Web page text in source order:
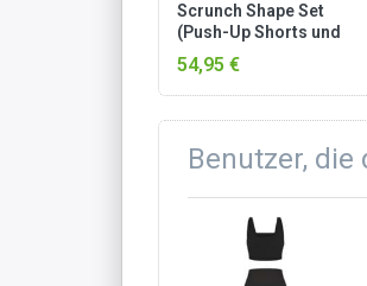
Scrunch Shape Set
(Push-Up Shorts und
Medium Support
Sport-BH) Schwarz
54,95 €
Benutzer,